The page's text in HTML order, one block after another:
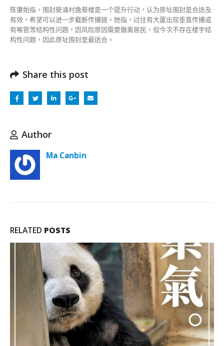
中
陈肇始指，围封葵涌村逸葵楼是一个提升行动，认为原址围封是合适及
有效，希望可以进一步截断传播链。她指，过往有大厦出现垂直传播或
有喉管等结构性问题，因风险原因需要撤离居民，但今次不存在楼宇结
构性问题，因此原址围封是最适合。
Share this post
Author
Ma Canbin
RELATED POSTS